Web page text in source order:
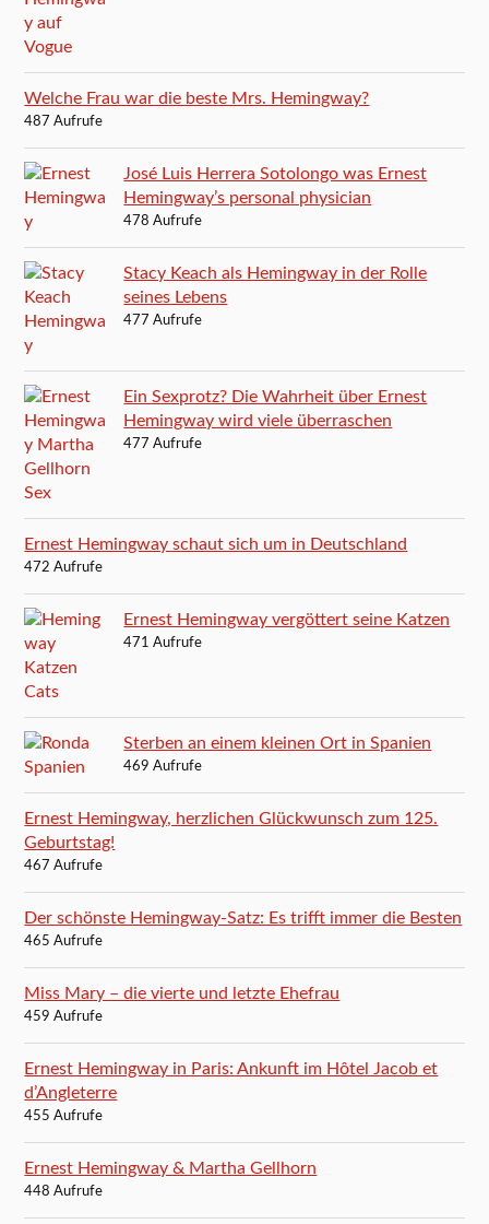
Welche Frau war die beste Mrs. Hemingway?
487 Aufrufe
José Luis Herrera Sotolongo was Ernest
Hemingway’s personal physician
478 Aufrufe
Stacy Keach als Hemingway in der Rolle
seines Lebens
477 Aufrufe
Ein Sexprotz? Die Wahrheit über Ernest
Hemingway wird viele überraschen
477 Aufrufe
Ernest Hemingway schaut sich um in Deutschland
472 Aufrufe
Ernest Hemingway vergöttert seine Katzen
471 Aufrufe
Sterben an einem kleinen Ort in Spanien
469 Aufrufe
Ernest Hemingway, herzlichen Glückwunsch zum 125.
Geburtstag!
467 Aufrufe
Der schönste Hemingway-Satz: Es trifft immer die Besten
465 Aufrufe
Miss Mary – die vierte und letzte Ehefrau
459 Aufrufe
Ernest Hemingway in Paris: Ankunft im Hôtel Jacob et
d’Angleterre
455 Aufrufe
Ernest Hemingway & Martha Gellhorn
448 Aufrufe